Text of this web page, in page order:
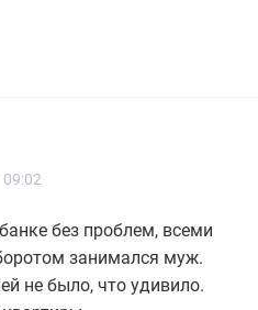
без проблем, всеми
занимался муж.
не было, что удивило.